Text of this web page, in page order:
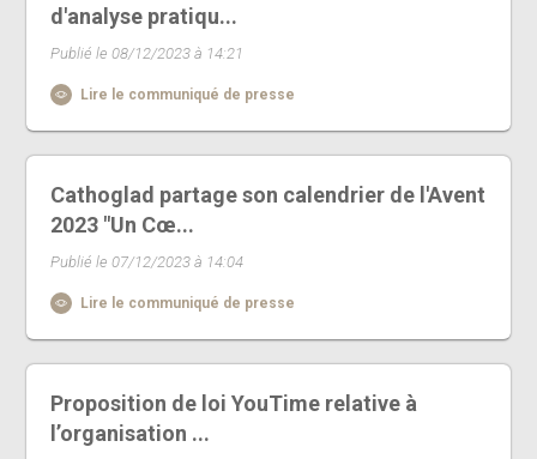
d'analyse pratiqu...
Publié le 08/12/2023 à 14:21
Lire le communiqué de presse
Cathoglad partage son calendrier de l'Avent
2023 "Un Cœ...
Publié le 07/12/2023 à 14:04
Lire le communiqué de presse
Proposition de loi YouTime relative à
l’organisation ...